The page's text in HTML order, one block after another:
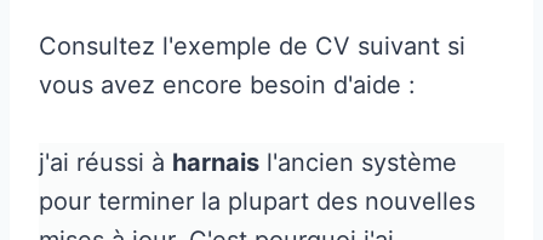
Consultez l'exemple de CV suivant si
vous avez encore besoin d'aide :
j'ai réussi à harnais l'ancien système
pour terminer la plupart des nouvelles